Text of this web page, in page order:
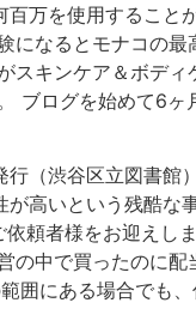
万を使用するこ
になるとモナコの
キンケア＆ボデ
ブログを始めて6
渋谷区立図書館
高いという残酷
頼者様をお迎え
中で買ったのに
にある場合でも